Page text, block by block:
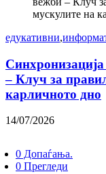
едукативни,
– Клуч за
карличното дно
14/07/2026
0 Допаѓања.
0 Прегледи